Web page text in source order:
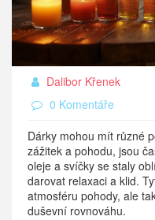
Dalibor Křenek
0 Komentáře
Dárky mohou mít různé
zážitek a pohodu, jsou
oleje a svíčky se staly
darovat relaxaci a klid.
atmosféru pohody, ale
duševní rovnováhu.